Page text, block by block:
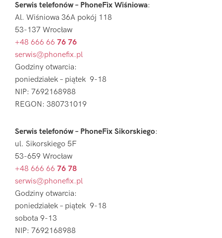
Serwis telefonów – PhoneFix Wiśniowa:
Al. Wiśniowa 36A pokój 118
53-137 Wrocław
+48 666 66 76 76
serwis@phonefix.pl
Godziny otwarcia:
poniedziałek – piątek 9-18
NIP: 7692168988
REGON: 380731019
Serwis telefonów – PhoneFix Sikorskiego:
ul. Sikorskiego 5F
53-659 Wrocław
+48 666 66 76 78
serwis@phonefix.pl
Godziny otwarcia:
poniedziałek – piątek 9-18
sobota 9-13
NIP: 7692168988